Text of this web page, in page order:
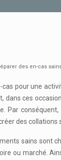
des en-cas
pour une
dans ces
Par
des collations
sains sont
ou marché.